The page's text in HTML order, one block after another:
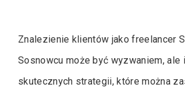
Znalezienie klientów jako freelancer
Sosnowcu może być wyzwaniem, ale
skutecznych strategii, które można